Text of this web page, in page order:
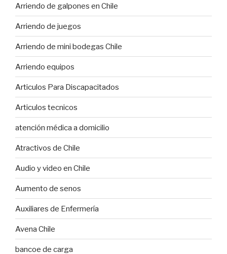
Arriendo de galpones en Chile
Arriendo de juegos
Arriendo de mini bodegas Chile
Arriendo equipos
Articulos Para Discapacitados
Articulos tecnicos
atención médica a domicilio
Atractivos de Chile
Audio y video en Chile
Aumento de senos
Auxiliares de Enfermería
Avena Chile
bancoe de carga